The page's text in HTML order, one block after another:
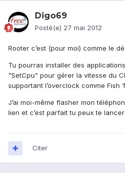
Digo69
Posté(e) 27 mai 2012
Rooter c’est (pour moi) comme le
Tu pourras installer des
"SetCpu" pour gérer la vitesse du
supportant l’overclock comme Fish
J’ai moi-même flasher mon
lien et c’est parfait tu peux te
Citer